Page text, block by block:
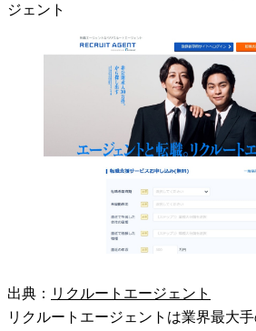
ジェント
出典： リクルートエージェント
リクルートエージェントは業界最大